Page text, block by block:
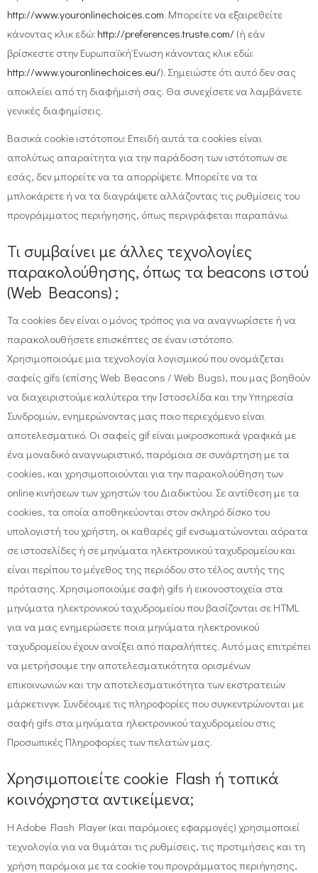
http://www.youronlinechoices.com. Μπορείτε να εξαιρεθείτε
κάνοντας κλικ εδώ: http://preferences.truste.com/ (ή εάν
βρίσκεστε στην Ευρωπαϊκή Ένωση κάνοντας κλικ εδώ:
http://www.youronlinechoices.eu/). Σημειώστε ότι αυτό δεν σας
αποκλείει από τη διαφήμισή σας. Θα συνεχίσετε να λαμβάνετε
γενικές διαφημίσεις.
Βασικά cookie ιστότοπου: Επειδή αυτά τα cookies είναι
απολύτως απαραίτητα για την παράδοση των ιστότοπων σε
εσάς, δεν μπορείτε να τα απορρίψετε. Μπορείτε να τα
μπλοκάρετε ή να τα διαγράψετε αλλάζοντας τις ρυθμίσεις του
προγράμματος περιήγησης, όπως περιγράφεται παραπάνω.
Τι συμβαίνει με άλλες τεχνολογίες
παρακολούθησης, όπως τα beacons ιστού
(Web Beacons) ;
Τα cookies δεν είναι ο μόνος τρόπος για να αναγνωρίσετε ή να
παρακολουθήσετε επισκέπτες σε έναν ιστότοπο.
Χρησιμοποιούμε μια τεχνολογία λογισμικού που ονομάζεται
σαφείς gifs (επίσης Web Beacons / Web Bugs), που μας βοηθούν
να διαχειριστούμε καλύτερα την Ιστοσελίδα και την Υπηρεσία
Συνδρομών, ενημερώνοντας μας ποιο περιεχόμενο είναι
αποτελεσματικό. Οι σαφείς gif είναι μικροσκοπικά γραφικά με
ένα μοναδικό αναγνωριστικό, παρόμοια σε συνάρτηση με τα
cookies, και χρησιμοποιούνται για την παρακολούθηση των
online κινήσεων των χρηστών του Διαδικτύου. Σε αντίθεση με τα
cookies, τα οποία αποθηκεύονται στον σκληρό δίσκο του
υπολογιστή του χρήστη, οι καθαρές gif ενσωματώνονται αόρατα
σε ιστοσελίδες ή σε μηνύματα ηλεκτρονικού ταχυδρομείου και
είναι περίπου το μέγεθος της περιόδου στο τέλος αυτής της
πρότασης. Χρησιμοποιούμε σαφή gifs ή εικονοστοιχεία στα
μηνύματα ηλεκτρονικού ταχυδρομείου που βασίζονται σε HTML
για να μας ενημερώσετε ποια μηνύματα ηλεκτρονικού
ταχυδρομείου έχουν ανοίξει από παραλήπτες. Αυτό μας επιτρέπει
να μετρήσουμε την αποτελεσματικότητα ορισμένων
επικοινωνιών και την αποτελεσματικότητα των εκστρατειών
μάρκετινγκ. Συνδέουμε τις πληροφορίες που συγκεντρώνονται με
σαφή gifs στα μηνύματα ηλεκτρονικού ταχυδρομείου στις
Προσωπικές Πληροφορίες των πελατών μας.
Χρησιμοποιείτε cookie Flash ή τοπικά
κοινόχρηστα αντικείμενα;
Η Adobe Flash Player (και παρόμοιες εφαρμογές) χρησιμοποιεί
τεχνολογία για να θυμάται τις ρυθμίσεις, τις προτιμήσεις και τη
χρήση παρόμοια με τα cookie του προγράμματος περιήγησης,